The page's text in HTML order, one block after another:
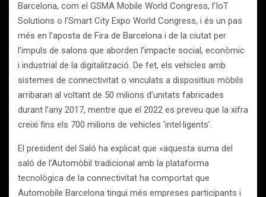
Barcelona, com el GSMA Mobile World Congress, l’IoT
Solutions o l’Smart City Expo World Congress, i és un pas
més en l’aposta de Fira de Barcelona i de la ciutat per
l’impuls de salons que aborden l’impacte social, econòmic
i industrial de la digitalització. De fet, els vehicles amb
sistemes de connectivitat o vinculats a dispositius mòbils
arribaran al voltant de 50 milions d’unitats fabricades
durant l’any 2017, mentre que el 2022 es preveu que la xifra
creixi fins els 700 milions de vehicles ‘intel·ligents’.
El president del Saló ha explicat que «aquesta suma del
saló de l’Automòbil tradicional amb la plataforma
tecnològica de la connectivitat ha comportat que
Automobile Barcelona tingui més empreses participants i